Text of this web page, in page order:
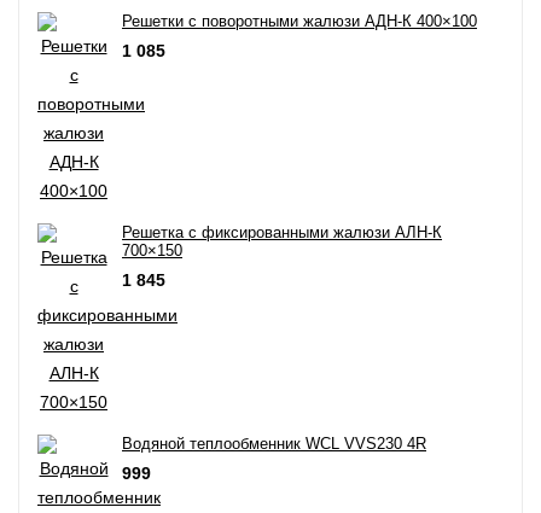
Решетки с поворотными жалюзи АДН-К 400×100
1 085
Решетка с фиксированными жалюзи АЛН-К
700×150
1 845
Водяной теплообменник WCL VVS230 4R
999